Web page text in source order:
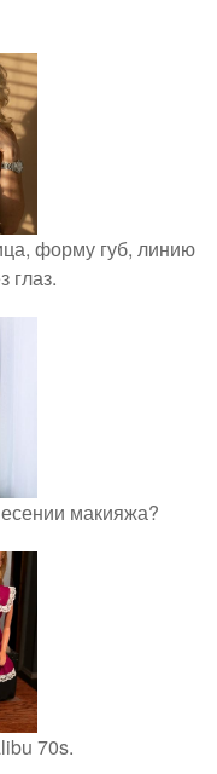
форму губ, линию
глаз.
макияжа?
70s.